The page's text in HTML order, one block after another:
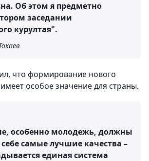
Об этом я предметно
заседании
курултая".
что формирование нового
особое значение для страны.
особенно молодежь, должны
самые лучшие качества –
единая система